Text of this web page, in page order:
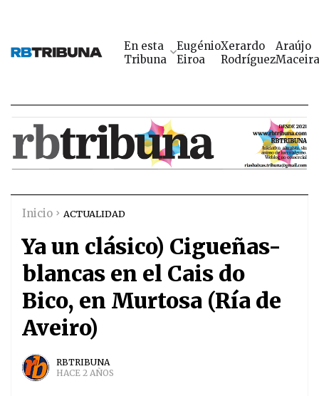
En esta
Tribuna
Eugénio
Eiroa
Xerardo
Rodríguez
Araújo
Maceira
Inicio ACTUALIDAD
Ya un clásico) Cigueñas-
blancas en el Cais do
Bico, en Murtosa (Ría de
Aveiro)
RBTRIBUNA
HACE 2 AÑOS